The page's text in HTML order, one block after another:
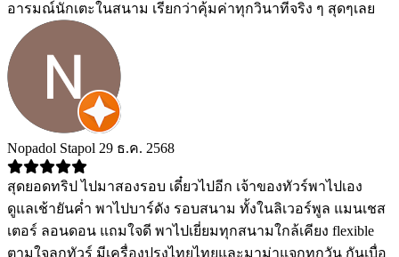
อารมณ์นักเตะในสนาม เรียกว่าคุ้มค่าทุกวินาทีจริง ๆ สุดๆเลย
Nopadol Stapol 29 ธ.ค. 2568
สุดยอดทริป ไปมาสองรอบ เดี๋ยวไปอีก เจ้าของทัวร์พาไปเอง
ดูแลเช้ายันค่ำ พาไปบาร์ดัง รอบสนาม ทั้งในลิเวอร์พูล แมนเชส
เตอร์ ลอนดอน แถมใจดี พาไปเยี่ยมทุกสนามใกล้เคียง flexible
ตามใจลูกทัวร์ มีเครื่องปรุงไทยไทยและมาม่าแจกทุกวัน กันเบื่อ